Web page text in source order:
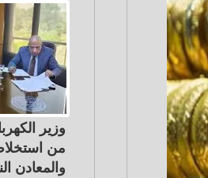
وزير
من
والمعادن